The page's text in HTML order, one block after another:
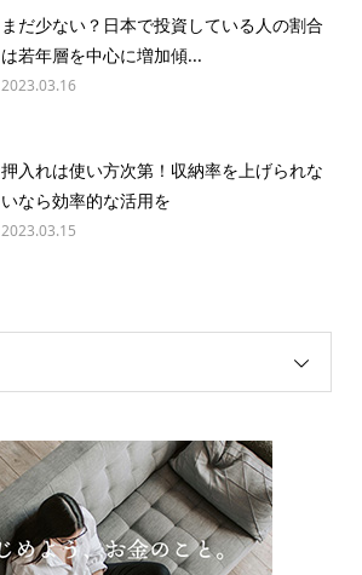
まだ少ない？日本で投資している人の割合
は若年層を中心に増加傾...
2023.03.16
押入れは使い方次第！収納率を上げられな
いなら効率的な活用を
2023.03.15